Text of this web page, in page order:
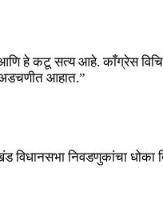
आणि हे कटू सत्य आहे. काँग्रेस
अडचणीत आहात.”
विधानसभा निवडणुकांचा